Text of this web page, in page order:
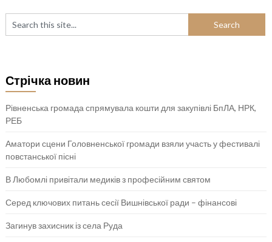
Стрічка новин
Рівненська громада спрямувала кошти для закупівлі БпЛА, НРК,
РЕБ
Аматори сцени Головненської громади взяли участь у фестивалі
повстанської пісні
В Любомлі привітали медиків з професійним святом
Серед ключових питань сесії Вишнівської ради – фінансові
Загинув захисник із села Руда